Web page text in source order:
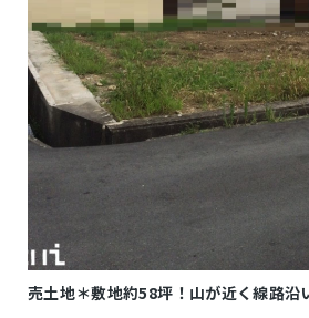
売土地＊敷地約58坪！山が近く線路沿